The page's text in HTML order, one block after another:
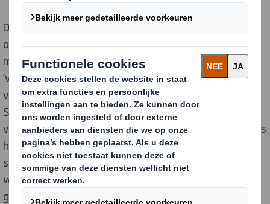
DS Smith is leidend in duurzame verpakkingen. “Onze
ontwerpers zijn erop getraind. We willen zo veel
mogelijk een gesloten kringloop creëren. Ons beleid is
‘van doos naar doos in veertien dagen’,” stelt Wouter
van Tol, Head of Government, Community Affairs and
Sustainability. Het verpakkingsbedrijf ontwerpt
volgens de Circulair Design Principles. “Onze ontwerpers
hebben allemaal een training gevolgd die is ontwikkeld
samen met de Ellen MacArthur Foudation, een
wereldwijde organisatie die aan de top staat op het
gebied van de circulaire economie.”